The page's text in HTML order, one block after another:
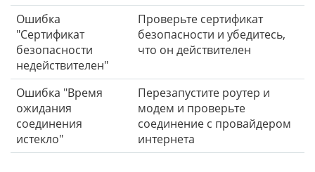
Ошибка
"Сертификат
безопасности
недействителен"
Проверьте сертификат
безопасности и убедитесь,
что он действителен
Ошибка "Время
ожидания
соединения
истекло"
Перезапустите роутер и
модем и проверьте
соединение с провайдером
интернета